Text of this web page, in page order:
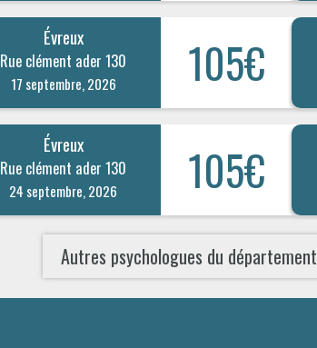
Évreux
Rue clément ader 130
17 septembre, 2026 105€
Évreux
Rue clément ader 130
24 septembre, 2026 105€
Autres psychologues du département